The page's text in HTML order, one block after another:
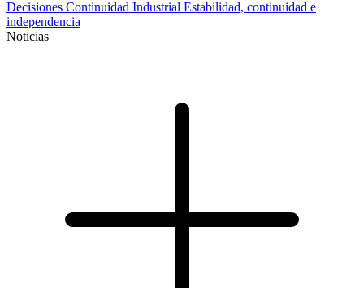
Decisiones Continuidad Industrial Estabilidad, continuidad e
independencia
Noticias